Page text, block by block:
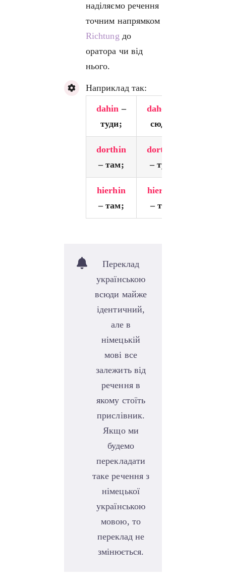
наділяємо речення
точним напрямком
Richtung до
оратора чи від
нього.
Наприклад так:
dahin –
туди;
daher
сюди;
dorthin
– там;
dorther
– тут;
hierhin
– там;
hierher
– тут.
Переклад
українською
всюди майже
ідентичний,
але в
німецькій
мові все
залежить від
речення в
якому стоїть
прислівник.
Якщо ми
будемо
перекладати
таке речення з
німецької
українською
мовою, то
переклад не
змінюється.